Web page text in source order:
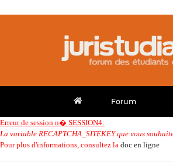
Forum
Erreur de session n� SESSION4:
La variable RECAPTCHA_SITEKEY que vous
Pour plus d'informations, consultez la doc en ligne